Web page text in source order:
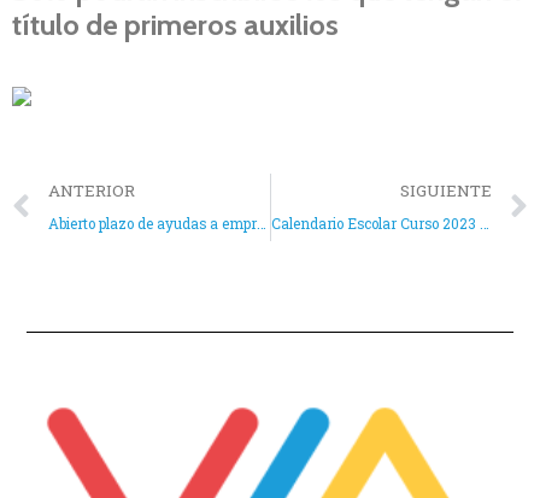
título de primeros auxilios
ANTERIOR
Abierto plazo de ayudas a empresas por contratación de desempleados para el año 2023
SIGUIENTE
Calendario Escolar Curso 2023 – 2024